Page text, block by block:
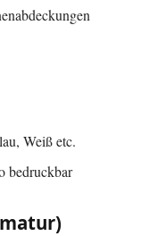
Weiß etc.
bedruckbar